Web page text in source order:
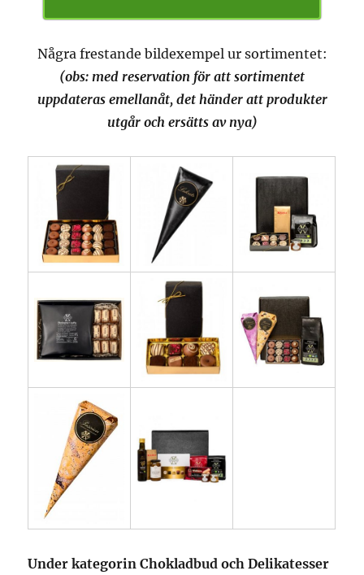
Några frestande bildexempel ur sortimentet:
(obs: med reservation för att sortimentet
uppdateras emellanåt, det händer att produkter
utgår och ersätts av nya)
Under kategorin Chokladbud och Delikatesser